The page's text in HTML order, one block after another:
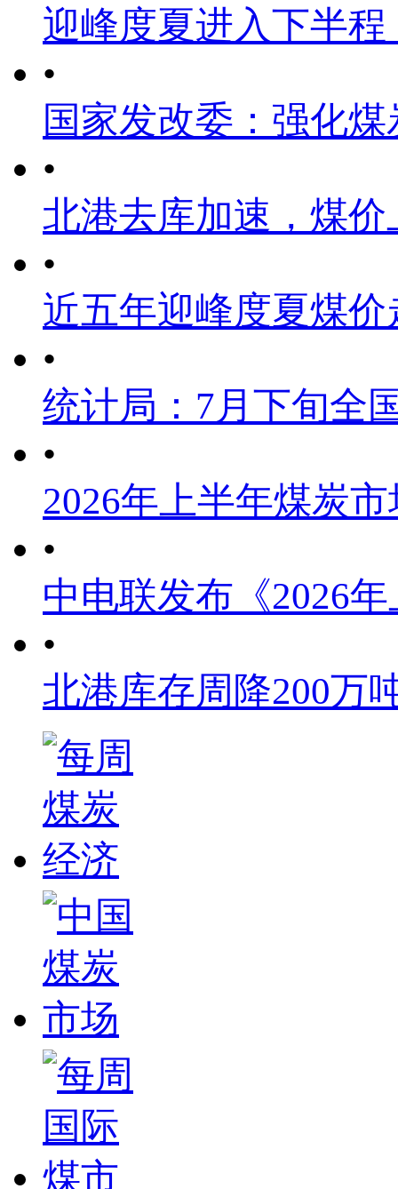
迎峰度夏进入下半
•
国家发改委：强化
•
北港去库加速，煤
•
近五年迎峰度夏煤价
•
统计局：7月下旬全
•
2026年上半年煤炭
•
中电联发布《2026
•
北港库存周降200万